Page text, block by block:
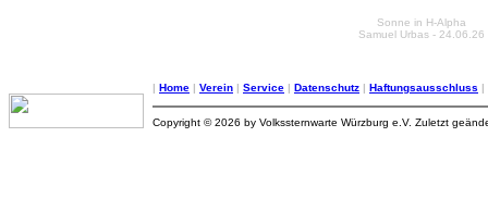
Sonne in H-Alpha
Samuel Urbas - 24.06.26
| Home | Verein | Service | Datenschutz | Haftungsausschluss |
Copyright © 2026 by Volkssternwarte Würzburg e.V. Zuletzt